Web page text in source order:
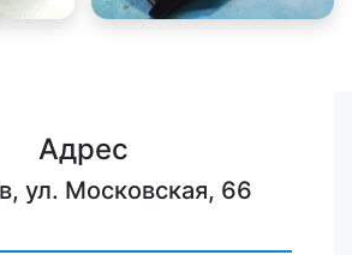
Адрес
ул. Московская, 66